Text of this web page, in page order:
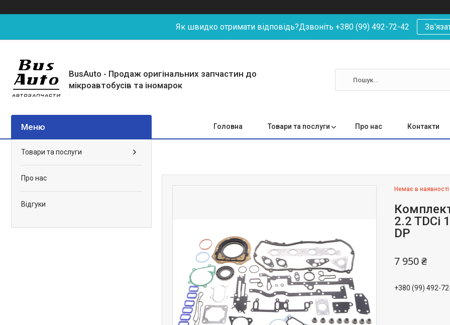
Як швидко отримати відповідь?Дзвоніть +380 (99) 492-72-42
BusAuto - Продаж оригінальних запчастин до
мікроавтобусів та іномарок
Головна Товари та послуги Про нас Контакти
Немає в наявності
2.2 TDCi
DP
7 950 ₴
+380 (99) 492-
Товари та послуги
Про нас
Відгуки